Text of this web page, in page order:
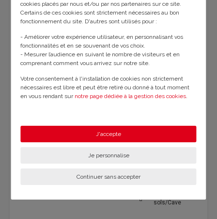
État du bien :
Année de construction : 1933 Nbre de lots : 14
Impôts fonciers : 2800 €
Estim. des frais de Notaire* : 20140 €
sols/Cave
cookies placés par nous et/ou par nos partenaires sur ce site.
Certains de ces cookies sont strictement nécessaires au bon
fonctionnement du site. D'autres sont utilisés pour :
- Améliorer votre expérience utilisateur, en personnalisant vos
fonctionnalités et en se souvenant de vos choix.
- Mesurer l’audience en suivant le nombre de visiteurs et en
comprenant comment vous arrivez sur notre site.
Votre consentement à l'installation de cookies non strictement
nécessaires est libre et peut être retiré ou donné à tout moment
en vous rendant sur notre page dédiée à la gestion des cookies
J'accepte
Je personnalise
Continuer sans accepter